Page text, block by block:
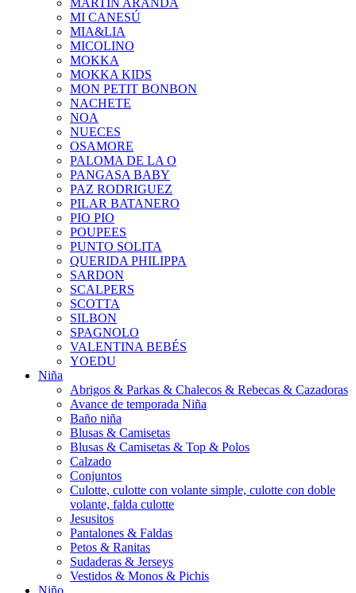
MARTIN ARANDA
MI CANESÚ
MIA&LIA
MICOLINO
MOKKA
MOKKA KIDS
MON PETIT BONBON
NACHETE
NOA
NUECES
OSAMORE
PALOMA DE LA O
PANGASA BABY
PAZ RODRIGUEZ
PILAR BATANERO
PIO PIO
POUPEES
PUNTO SOLITA
QUERIDA PHILIPPA
SARDON
SCALPERS
SCOTTA
SILBON
SPAGNOLO
VALENTINA BEBÉS
YOEDU
Niña
Abrigos & Parkas & Chalecos & Rebecas & Cazadoras
Avance de temporada Niña
Baño niña
Blusas & Camisetas
Blusas & Camisetas & Top & Polos
Calzado
Conjuntos
Culotte, culotte con volante simple, culotte con doble
volante, falda culotte
Jesusitos
Pantalones & Faldas
Petos & Ranitas
Sudaderas & Jerseys
Vestidos & Monos & Pichis